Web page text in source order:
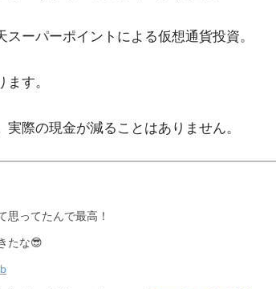
ーパーポイントによる仮想通貨投資。
す。
際の現金が減ることはありません。
思ってたんで最高！
たな😎